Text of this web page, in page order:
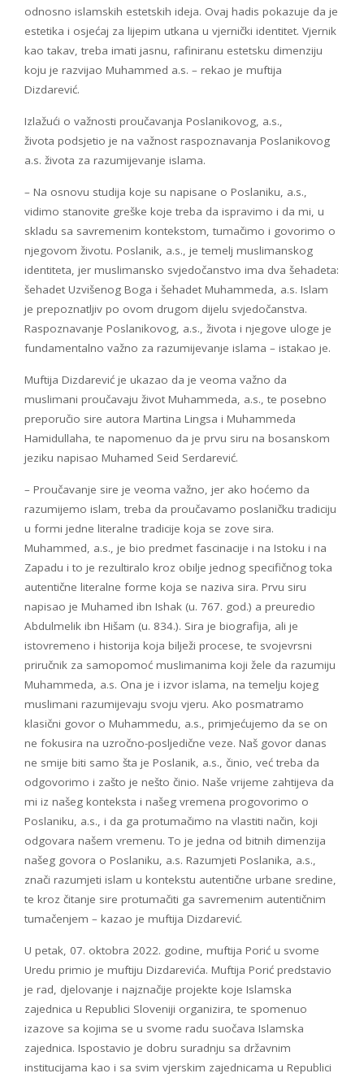
odnosno islamskih estetskih ideja. Ovaj hadis pokazuje da je
estetika i osjećaj za lijepim utkana u vjernički identitet. Vjernik
kao takav, treba imati jasnu, rafiniranu estetsku dimenziju
koju je razvijao Muhammed a.s. – rekao je muftija
Dizdarević.
Izlažući o važnosti proučavanja Poslanikovog, a.s.,
života podsjetio je na važnost raspoznavanja Poslanikovog
a.s. života za razumijevanje islama.
– Na osnovu studija koje su napisane o Poslaniku, a.s.,
vidimo stanovite greške koje treba da ispravimo i da mi, u
skladu sa savremenim kontekstom, tumačimo i govorimo o
njegovom životu. Poslanik, a.s., je temelj muslimanskog
identiteta, jer muslimansko svjedočanstvo ima dva šehadeta:
šehadet Uzvišenog Boga i šehadet Muhammeda, a.s. Islam
je prepoznatljiv po ovom drugom dijelu svjedočanstva.
Raspoznavanje Poslanikovog, a.s., života i njegove uloge je
fundamentalno važno za razumijevanje islama – istakao je.
Muftija Dizdarević je ukazao da je veoma važno da
muslimani proučavaju život Muhammeda, a.s., te posebno
preporučio sire autora Martina Lingsa i Muhammeda
Hamidullaha, te napomenuo da je prvu siru na bosanskom
jeziku napisao Muhamed Seid Serdarević.
– Proučavanje sire je veoma važno, jer ako hoćemo da
razumijemo islam, treba da proučavamo poslaničku tradiciju
u formi jedne literalne tradicije koja se zove sira.
Muhammed, a.s., je bio predmet fascinacije i na Istoku i na
Zapadu i to je rezultiralo kroz obilje jednog specifičnog toka
autentične literalne forme koja se naziva sira. Prvu siru
napisao je Muhamed ibn Ishak (u. 767. god.) a preuredio
Abdulmelik ibn Hišam (u. 834.). Sira je biografija, ali je
istovremeno i historija koja bilježi procese, te svojevrsni
priručnik za samopomoć muslimanima koji žele da razumiju
Muhammeda, a.s. Ona je i izvor islama, na temelju kojeg
muslimani razumijevaju svoju vjeru. Ako posmatramo
klasični govor o Muhammedu, a.s., primjećujemo da se on
ne fokusira na uzročno-posljedične veze. Naš govor danas
ne smije biti samo šta je Poslanik, a.s., činio, već treba da
odgovorimo i zašto je nešto činio. Naše vrijeme zahtijeva da
mi iz našeg konteksta i našeg vremena progovorimo o
Poslaniku, a.s., i da ga protumačimo na vlastiti način, koji
odgovara našem vremenu. To je jedna od bitnih dimenzija
našeg govora o Poslaniku, a.s. Razumjeti Poslanika, a.s.,
znači razumjeti islam u kontekstu autentične urbane sredine,
te kroz čitanje sire protumačiti ga savremenim autentičnim
tumačenjem – kazao je muftija Dizdarević.
U petak, 07. oktobra 2022. godine, muftija Porić u svome
Uredu primio je muftiju Dizdarevića. Muftija Porić predstavio
je rad, djelovanje i najznačije projekte koje Islamska
zajednica u Republici Sloveniji organizira, te spomenuo
izazove sa kojima se u svome radu suočava Islamska
zajednica. Ispostavio je dobru suradnju sa državnim
institucijama kao i sa svim vjerskim zajednicama u Republici